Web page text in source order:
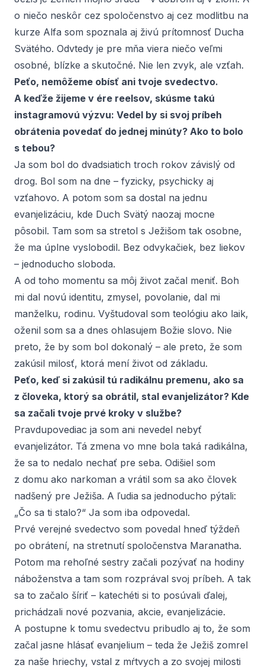
o niečo neskôr cez spoločenstvo aj cez modlitbu na
kurze Alfa som spoznala aj živú prítomnosť Ducha
Svätého. Odvtedy je pre mňa viera niečo veľmi
osobné, blízke a skutočné. Nie len zvyk, ale vzťah.
Peťo, nemôžeme obísť ani tvoje svedectvo.
A keďže žijeme v ére reelsov, skúsme takú
instagramovú výzvu: Vedel by si svoj príbeh
obrátenia povedať do jednej minúty? Ako to bolo
s tebou?
Ja som bol do dvadsiatich troch rokov závislý od
drog. Bol som na dne – fyzicky, psychicky aj
vzťahovo. A potom som sa dostal na jednu
evanjelizáciu, kde Duch Svätý naozaj mocne
pôsobil. Tam som sa stretol s Ježišom tak osobne,
že ma úplne vyslobodil. Bez odvykačiek, bez liekov
– jednoducho sloboda.
A od toho momentu sa môj život začal meniť. Boh
mi dal novú identitu, zmysel, povolanie, dal mi
manželku, rodinu. Vyštudoval som teológiu ako laik,
oženil som sa a dnes ohlasujem Božie slovo. Nie
preto, že by som bol dokonalý – ale preto, že som
zakúsil milosť, ktorá mení život od základu.
Peťo, keď si zakúsil tú radikálnu premenu, ako sa
z človeka, ktorý sa obrátil, stal evanjelizátor? Kde
sa začali tvoje prvé kroky v službe?
Pravdupovediac ja som ani nevedel nebyť
evanjelizátor. Tá zmena vo mne bola taká radikálna,
že sa to nedalo nechať pre seba. Odišiel som
z domu ako narkoman a vrátil som sa ako človek
nadšený pre Ježiša. A ľudia sa jednoducho pýtali:
„Čo sa ti stalo?“ Ja som iba odpovedal.
Prvé verejné svedectvo som povedal hneď týždeň
po obrátení, na stretnutí spoločenstva Maranatha.
Potom ma rehoľné sestry začali pozývať na hodiny
náboženstva a tam som rozprával svoj príbeh. A tak
sa to začalo šíriť – katechéti si to posúvali ďalej,
prichádzali nové pozvania, akcie, evanjelizácie.
A postupne k tomu svedectvu pribudlo aj to, že som
začal jasne hlásať evanjelium – teda že Ježiš zomrel
za naše hriechy, vstal z mŕtvych a zo svojej milosti